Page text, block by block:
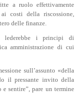
a ruolo effettivamente
costi della riscossione,
delle finanze.
lederebbe i principi di
amministrazione di cui
sull’assunto «della
il pressante invito della
sentire”, pare un termine